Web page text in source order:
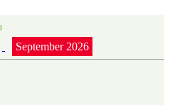
September 2026